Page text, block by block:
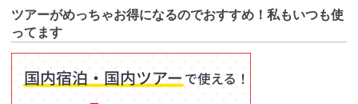
ツアーがめっちゃお得になるのでおすすめ！私もいつも使
ってます